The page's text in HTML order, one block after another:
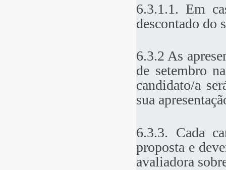
6.3.1.1. Em
descontado do
6.3.2 As
de setembro
candidato/a
sua
6.3.3. Cada
proposta e
avaliadora